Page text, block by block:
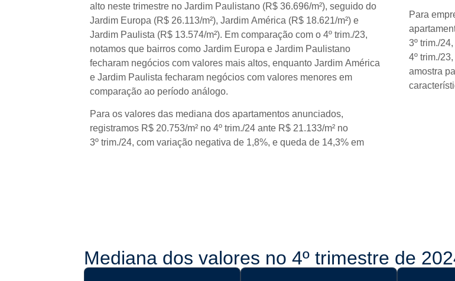
alto neste trimestre no Jardim Paulistano (R$ 36.696/m²), seguido do
Jardim Europa (R$ 26.113/m²), Jardim América (R$ 18.621/m²) e
Jardim Paulista (R$ 13.574/m²). Em comparação com o 4º trim./23,
notamos que bairros como Jardim Europa e Jardim Paulistano
fecharam negócios com valores mais altos, enquanto Jardim América
e Jardim Paulista fecharam negócios com valores menores em
comparação ao período análogo.
Para os valores das mediana dos apartamentos anunciados,
registramos R$ 20.753/m² no 4º trim./24 ante R$ 21.133/m² no
3º trim./24, com variação negativa de 1,8%, e queda de 14,3% em
Para
3º trim./
4º trim./
amostra
Mediana dos valores no 4º trimestre de